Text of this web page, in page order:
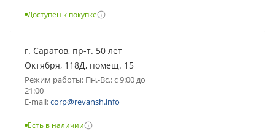
Доступен к покупке
г. Саратов, пр-т. 50 лет
Октября, 118Д, помещ. 15
Режим работы: Пн.-Вс.: с 9:00 до
21:00
E-mail:corp@revansh.info
Есть в наличии